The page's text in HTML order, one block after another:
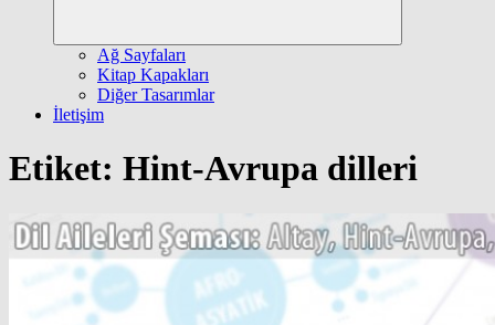
Ağ Sayfaları
Kitap Kapakları
Diğer Tasarımlar
İletişim
Etiket: Hint-Avrupa dilleri